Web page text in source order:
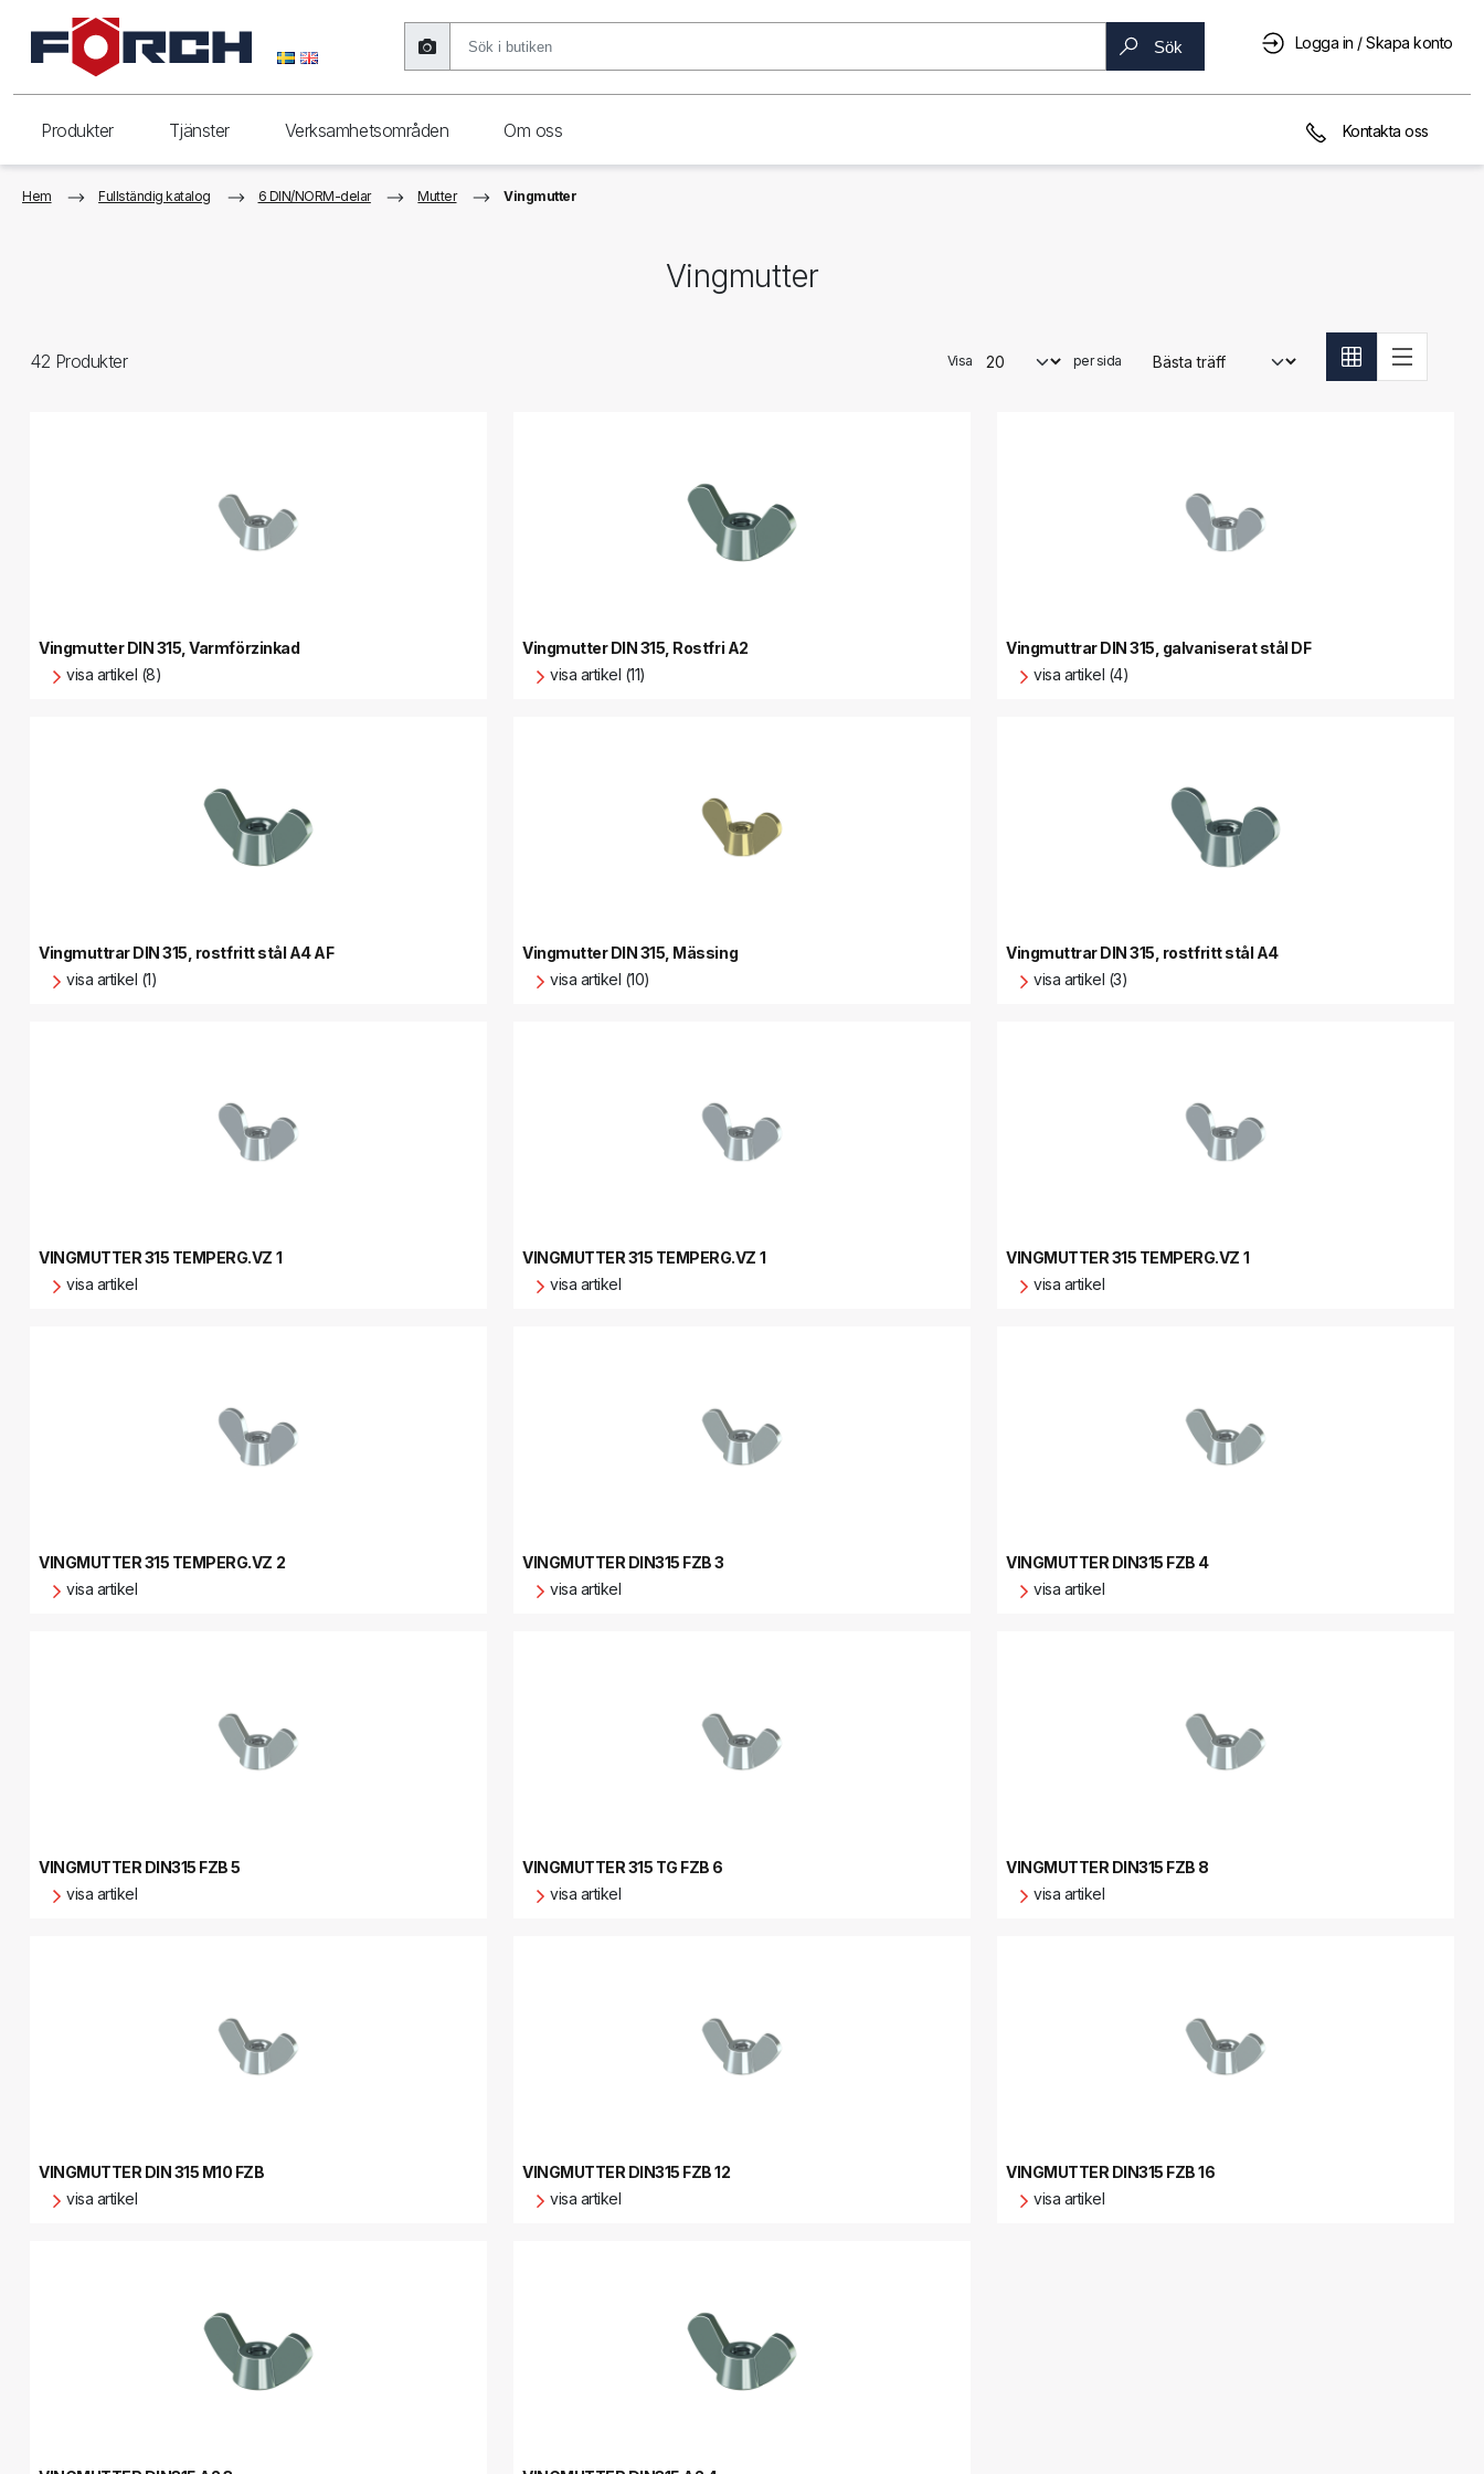
Sök Logga in / Skapa konto
Produkter Tjänster Verksamhetsområden Om oss Kontakta oss
Hem Fullständig katalog 6 DIN/NORM-delar Mutter Vingmutter
Vingmutter
42 Produkter Visa per sida
Vingmutter DIN 315, Varmförzinkad
visa artikel (8)
Vingmutter DIN 315, Rostfri A2
visa artikel (11)
Vingmuttrar DIN 315, galvaniserat stål DF
visa artikel (4)
Vingmuttrar DIN 315, rostfritt stål A4 AF
visa artikel (1)
Vingmutter DIN 315, Mässing
visa artikel (10)
Vingmuttrar DIN 315, rostfritt stål A4
visa artikel (3)
VINGMUTTER 315 TEMPERG.VZ 1
visa artikel
VINGMUTTER 315 TEMPERG.VZ 1
visa artikel
VINGMUTTER 315 TEMPERG.VZ 1
visa artikel
VINGMUTTER 315 TEMPERG.VZ 2
visa artikel
VINGMUTTER DIN315 FZB 3
visa artikel
VINGMUTTER DIN315 FZB 4
visa artikel
VINGMUTTER DIN315 FZB 5
visa artikel
VINGMUTTER 315 TG FZB 6
visa artikel
VINGMUTTER DIN315 FZB 8
visa artikel
VINGMUTTER DIN 315 M10 FZB
visa artikel
VINGMUTTER DIN315 FZB 12
visa artikel
VINGMUTTER DIN315 FZB 16
visa artikel